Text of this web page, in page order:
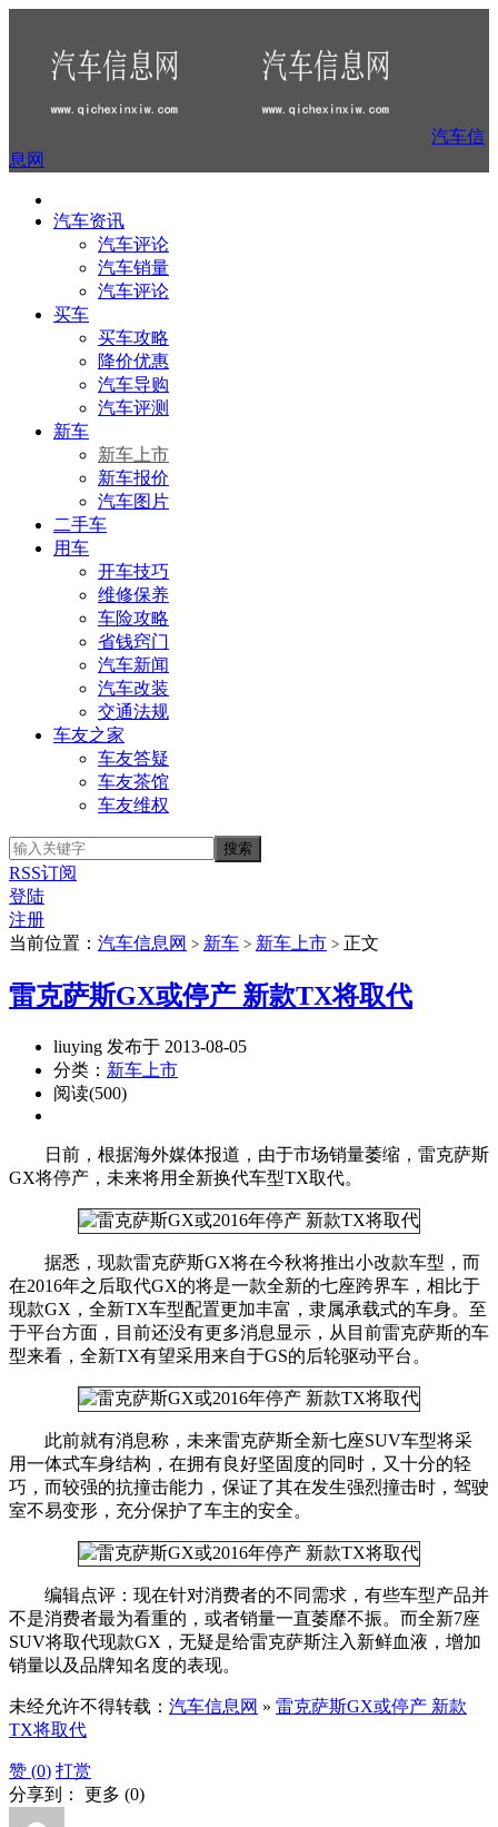
汽车信
息网
汽车资讯
汽车评论
汽车销量
汽车评论
买车
买车攻略
降价优惠
汽车导购
汽车评测
新车
新车上市
新车报价
汽车图片
二手车
用车
开车技巧
维修保养
车险攻略
省钱窍门
汽车新闻
汽车改装
交通法规
车友之家
车友答疑
车友茶馆
车友维权
RSS订阅
登陆
注册
当前位置： 汽车信息网 > 新车 > 新车上市 > 正文
雷克萨斯GX或停产 新款TX将取代
liuying 发布于 2013-08-05
分类： 新车上市
阅读(500)
日前，根据海外媒体报道，由于市场销量萎缩，雷克萨斯
GX将停产，未来将用全新换代车型TX取代。
据悉，现款雷克萨斯GX将在今秋将推出小改款车型，而
在2016年之后取代GX的将是一款全新的七座跨界车，相比于
现款GX，全新TX车型配置更加丰富，隶属承载式的车身。至
于平台方面，目前还没有更多消息显示，从目前雷克萨斯的车
型来看，全新TX有望采用来自于GS的后轮驱动平台。
此前就有消息称，未来雷克萨斯全新七座SUV车型将采
用一体式车身结构，在拥有良好坚固度的同时，又十分的轻
巧，而较强的抗撞击能力，保证了其在发生强烈撞击时，驾驶
室不易变形，充分保护了车主的安全。
编辑点评：现在针对消费者的不同需求，有些车型产品并
不是消费者最为看重的，或者销量一直萎靡不振。而全新7座
SUV将取代现款GX，无疑是给雷克萨斯注入新鲜血液，增加
销量以及品牌知名度的表现。
未经允许不得转载： 汽车信息网 » 雷克萨斯GX或停产 新款
TX将取代
赞 (0) 打赏
分享到： 更多 (0)